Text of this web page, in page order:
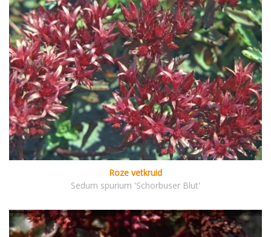
Roze vetkruid
Sedum spurium 'Schorbuser Blut'